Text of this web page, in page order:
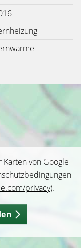
von Google
privacy).